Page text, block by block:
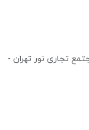
تجاری نور تهران -